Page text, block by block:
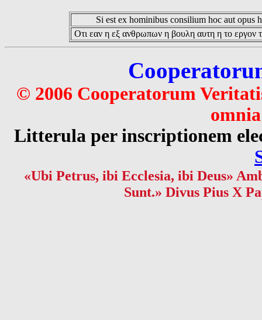
Si est ex hominibus consilium hoc aut opus
Οτι εαν η εξ ανθρωπων η βουλη αυτη η το εργον
© 2006 Cooperatorum
Litterula per inscriptionem
«Ubi Petrus, ibi Ecclesia, ibi Deus»
Sunt.» Divus Pius X